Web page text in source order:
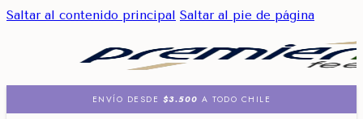
Saltar al contenido principal Saltar al pie de página
ENVÍO DESDE $3.500 A TODO CHILE